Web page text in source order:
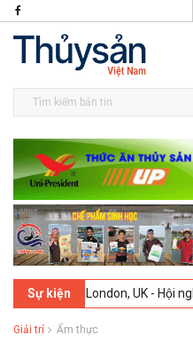
Sự kiện
London, UK - Hội nghị
Giải trí Ẩm thực